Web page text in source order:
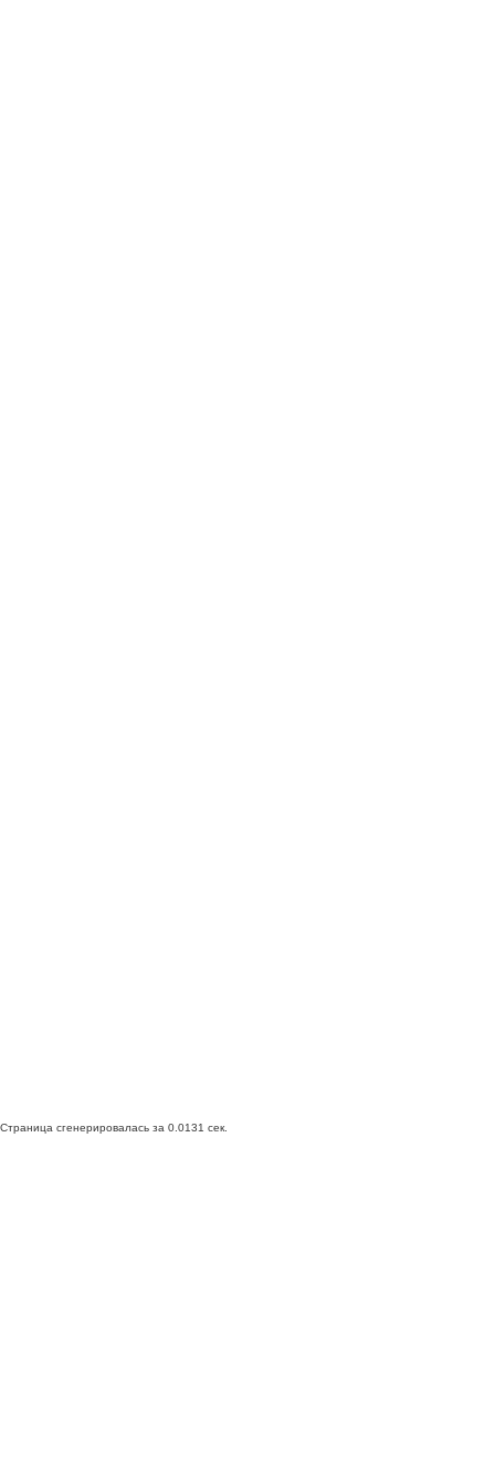
Страница сгенерировалась за 0.0131 сек.